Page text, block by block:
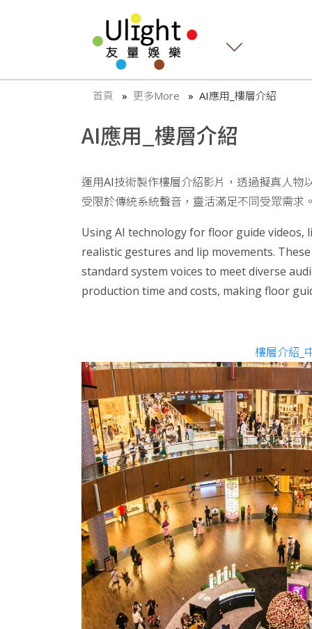
首頁 更多More AI應用_樓層介紹
AI應用_樓層介紹
運用AI技術製作樓層介紹影片，透過擬真人物
受限於傳統系統聲音，靈活滿足不同受眾需
Using AI technology for floor guide
realistic gestures and lip movements.
standard system voices to meet diverse
production time and costs, making floor
樓層介紹_